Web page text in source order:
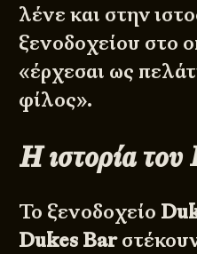
λένε και στην
ξενοδοχείου στο
«έρχεσαι ως
φίλος».
Η ιστορία
Το ξενοδοχείο
Dukes Bar